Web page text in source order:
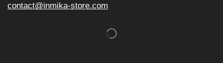
contact@inmika-store.com